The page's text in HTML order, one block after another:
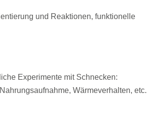
und Reaktionen, funktionelle
Experimente mit Schnecken:
Wärmeverhalten, etc.